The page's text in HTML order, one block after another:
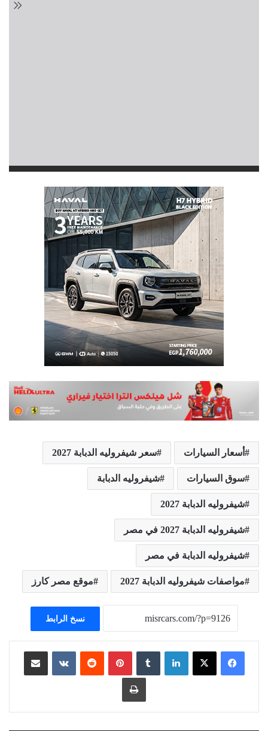
أسعار السيارات سعر شيفروليه الدبابة 2027
سوق السيارات شيفروليه الدبابة
شيفروليه الدبابة 2027
شيفروليه الدبابة 2027 في مصر
شيفروليه الدبابة في مصر
مواصفات شيفروليه الدبابة 2027 موقع مصر كارز
نسخ الرابط
لينكدإن ‏Tumblr بينتيريست
‏Reddit
‏VKontakte مشاركة عبر البريد
طباعة